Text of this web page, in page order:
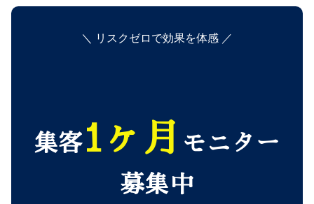
＼ リスクゼロで効果を体感 ／
集客1ヶ月
モニター
募集中